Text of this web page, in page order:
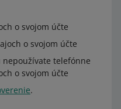
o svojom účte
o svojom účte
telefónne
o svojom účte
.